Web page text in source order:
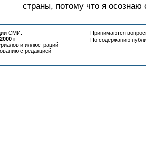
страны, потому что я осознаю
СМИ:
г
и иллюстраций
с редакцией
Принимаются
По содержанию